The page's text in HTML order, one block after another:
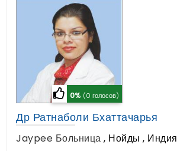
0% (0 голосов)
Др Ратнаболи Бхаттачарья
Jaypee Больница , Нойды , Индия